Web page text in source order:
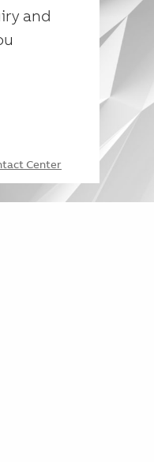
and
Center